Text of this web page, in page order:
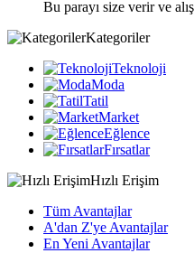
Bu parayı size verir ve
Kategoriler
Teknoloji
Moda
Tatil
Market
Eğlence
Fırsatlar
Hızlı Erişim
Tüm Avantajlar
A'dan Z'ye Avantajlar
En Yeni Avantajlar